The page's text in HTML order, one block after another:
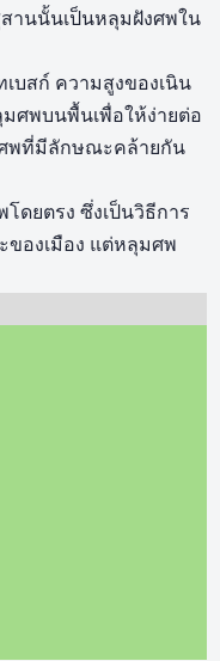
านนั้นเป็นหลุมฝังศพใน
บสก์ ความสูงของเนิน
ศพบนพื้นเพื่อให้ง่ายต่อ
ศพที่มีลักษณะคล้ายกัน
ยตรง ซึ่งเป็นวิธีการ
ของเมือง แต่หลุมศพ